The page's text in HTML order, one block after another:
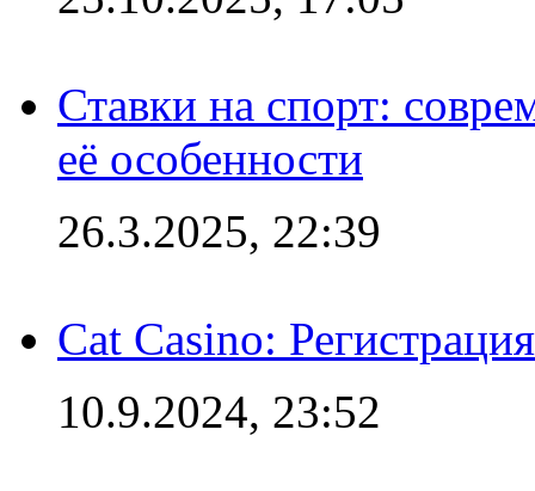
Ставки на спорт:
её особенности
26.3.2025, 22:39
Cat Casino:
10.9.2024, 23:52